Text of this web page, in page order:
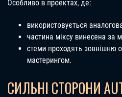
Особливо в проектах, де:
використовується
частина міксу винесена за
стеми проходять зовнішню
мастерингом.
СИЛЬНІ СТОРОНИ